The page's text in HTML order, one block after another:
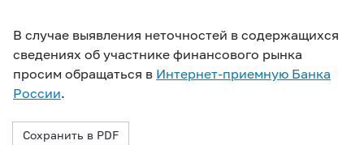
В случае выявления неточностей в содержащихся
сведениях об участнике финансового рынка
просим обращаться в Интернет-приемную Банка
России.
Сохранить в PDF